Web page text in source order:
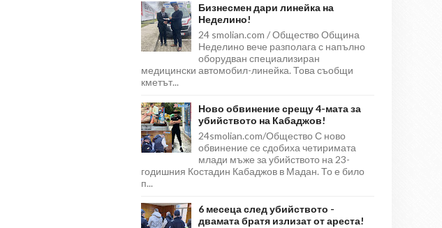
Бизнесмен дари линейка на
Неделино!
24 smolian.com / Общество Община
Неделино вече разполага с напълно
оборудван специализиран
медицински автомобил-линейка. Това съобщи
кметът...
Ново обвинение срещу 4-мата за
убийството на Кабаджов!
24smolian.com/Общество С ново
обвинение се сдобиха четиримата
млади мъже за убийството на 23-
годишния Костадин Кабаджов в Мадан. То е било
п...
6 месеца след убийството -
двамата братя излизат от ареста!